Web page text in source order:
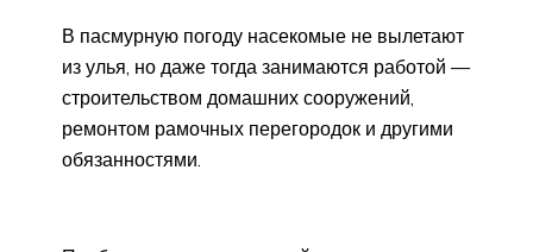
В пасмурную погоду насекомые не вылетают
из улья, но даже тогда занимаются работой —
строительством домашних сооружений,
ремонтом рамочных перегородок и другими
обязанностями.